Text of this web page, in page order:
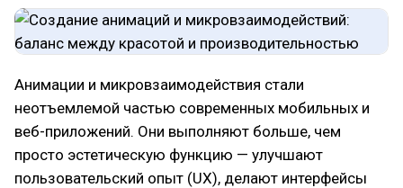
Анимации и микровзаимодействия стали
неотъемлемой частью современных мобильных и
веб-приложений. Они выполняют больше, чем
просто эстетическую функцию — улучшают
пользовательский опыт (UX), делают интерфейсы